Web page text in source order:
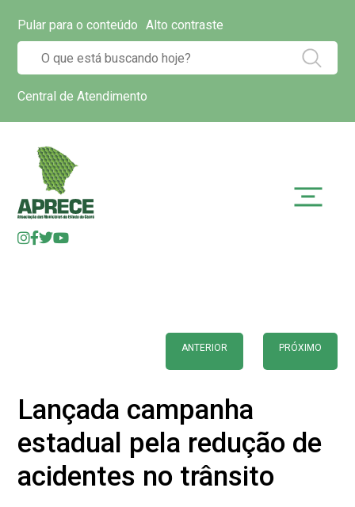
Pular para o conteúdo Alto contraste
Central de Atendimento
ANTERIOR PRÓXIMO
Lançada campanha
estadual pela redução de
acidentes no trânsito